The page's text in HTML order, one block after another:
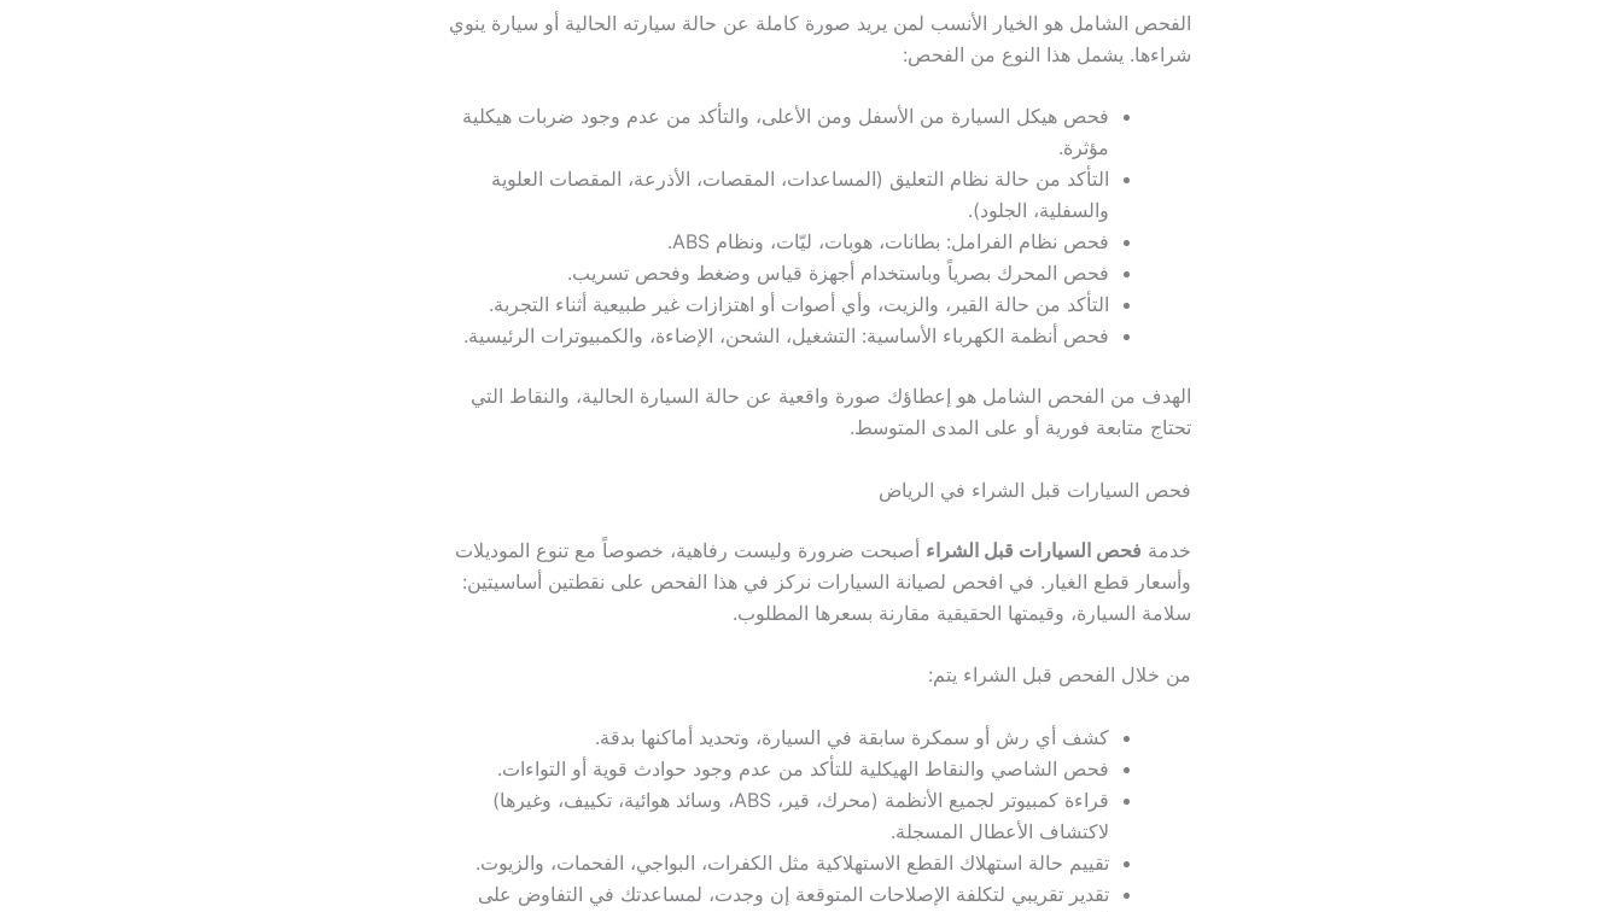
الفحص الشامل هو الخيار الأنسب لمن يريد صورة كاملة عن حالة سيارته الحالية أو سيارة ينوي
شراءها. يشمل هذا النوع من الفحص:
فحص هيكل السيارة من الأسفل ومن الأعلى، والتأكد من عدم وجود ضربات هيكلية
مؤثرة.
التأكد من حالة نظام التعليق (المساعدات، المقصات، الأذرعة، المقصات العلوية
والسفلية، الجلود).
فحص نظام الفرامل: بطانات، هوبات، ليّات، ونظام ABS.
فحص المحرك بصرياً وباستخدام أجهزة قياس وضغط وفحص تسريب.
التأكد من حالة القير، والزيت، وأي أصوات أو اهتزازات غير طبيعية أثناء التجربة.
فحص أنظمة الكهرباء الأساسية: التشغيل، الشحن، الإضاءة، والكمبيوترات الرئيسية.
الهدف من الفحص الشامل هو إعطاؤك صورة واقعية عن حالة السيارة الحالية، والنقاط التي
تحتاج متابعة فورية أو على المدى المتوسط.
فحص السيارات قبل الشراء في الرياض
خدمة فحص السيارات قبل الشراء أصبحت ضرورة وليست رفاهية، خصوصاً مع تنوع الموديلات
وأسعار قطع الغيار. في افحص لصيانة السيارات نركز في هذا الفحص على نقطتين أساسيتين:
سلامة السيارة، وقيمتها الحقيقية مقارنة بسعرها المطلوب.
من خلال الفحص قبل الشراء يتم:
كشف أي رش أو سمكرة سابقة في السيارة، وتحديد أماكنها بدقة.
فحص الشاصي والنقاط الهيكلية للتأكد من عدم وجود حوادث قوية أو التواءات.
قراءة كمبيوتر لجميع الأنظمة (محرك، قير، ABS، وسائد هوائية، تكييف، وغيرها)
لاكتشاف الأعطال المسجلة.
تقييم حالة استهلاك القطع الاستهلاكية مثل الكفرات، البواجي، الفحمات، والزيوت.
تقدير تقريبي لتكلفة الإصلاحات المتوقعة إن وجدت، لمساعدتك في التفاوض على